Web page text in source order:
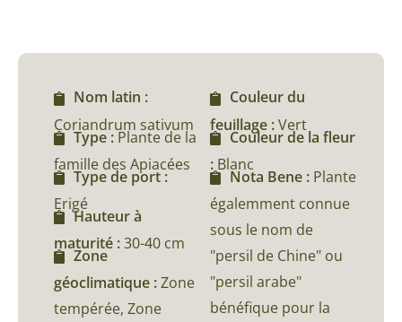
Nom latin :
Coriandrum sativum
Type :Plante de la
famille des Apiacées
Type de port :
Erigé
Hauteur à
maturité :30-40 cm
Zone
géoclimatique :Zone
tempérée, Zone
Couleur du
feuillage :Vert
Couleur de la fleur
: Blanc
Nota Bene : Plante
égalemment connue
sous le nom de
"persil de Chine" ou
"persil arabe"
bénéfique pour la